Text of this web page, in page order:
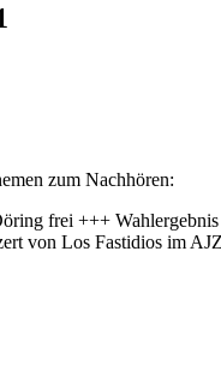
zum Nachhören:
frei +++
von Los Fastidios im